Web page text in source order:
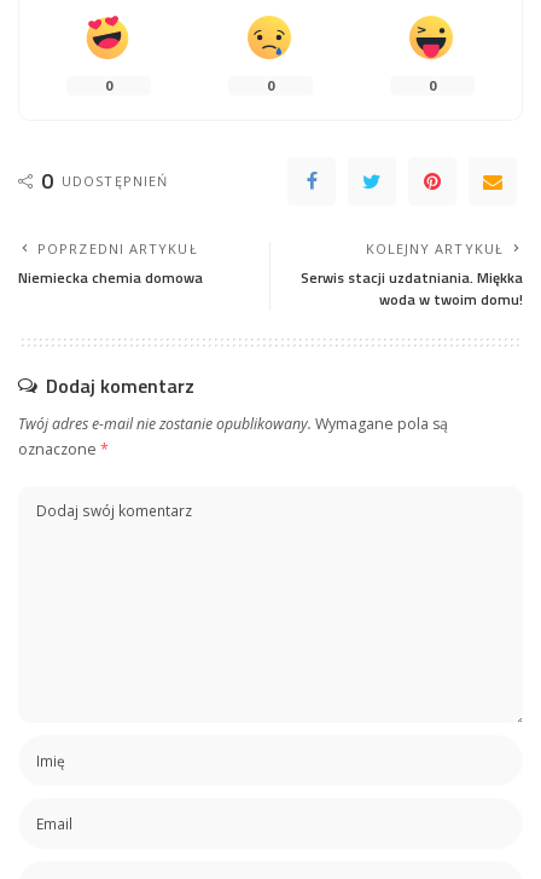
0 0 0
0 UDOSTĘPNIEŃ
POPRZEDNI ARTYKUŁ
Niemiecka chemia domowa
KOLEJNY ARTYKUŁ
Serwis stacji uzdatniania. Miękka
woda w twoim domu!
Dodaj komentarz
Twój adres e-mail nie zostanie opublikowany. Wymagane pola są
oznaczone *